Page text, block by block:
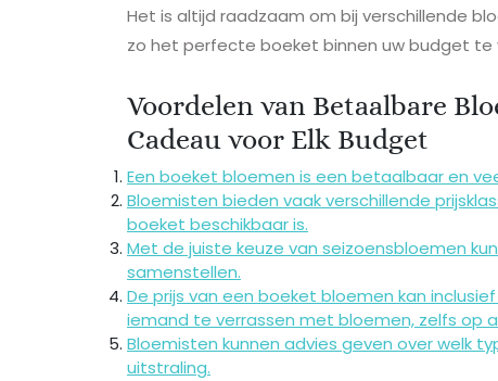
Het is altijd raadzaam om bij verschillende
zo het perfecte boeket binnen uw budget te
Voordelen van Betaalbare
Cadeau voor Elk Budget
Een boeket bloemen is een betaalbaar en
Bloemisten bieden vaak verschillende
boeket beschikbaar is.
Met de juiste keuze van seizoensbloemen
samenstellen.
De prijs van een boeket bloemen kan
iemand te verrassen met bloemen, zelfs op
Bloemisten kunnen advies geven over welk
uitstraling.